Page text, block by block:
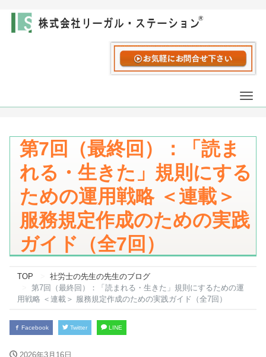
第7回（最終回）：「読ま
れる・生きた」規則にする
ための運用戦略 ＜連載＞
服務規定作成のための実践
ガイド（全7回）
TOP
社労士の先生の先生のブログ
第7回（最終回）：「読まれる・生きた」規則にするための運
用戦略 ＜連載＞ 服務規定作成のための実践ガイド（全7回）
Facebook Twitter LINE
2026年3月16日